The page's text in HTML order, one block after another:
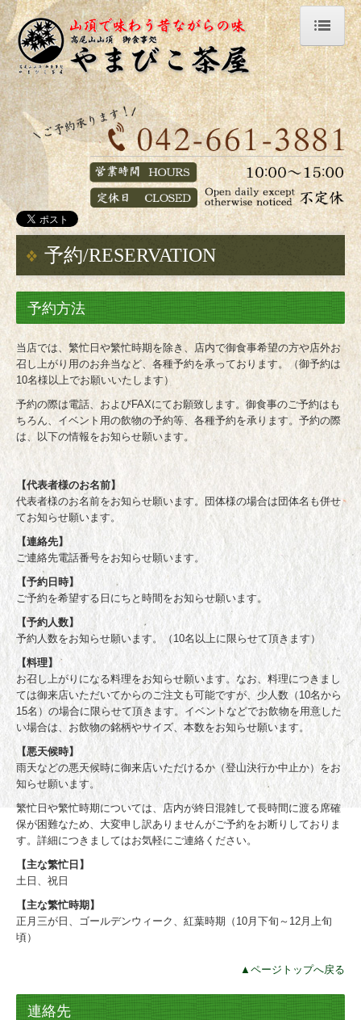
ホーム/HOME
お店紹介/RESTAURANT
お知らせ/INFO
Q&A
リンク集/LINKS
お品書き/MENU
お土産/SOUVENIR
アクセス/ACCESS
予約/RESERVATION
お問合せ/CONTACT
お品書き/MENU のコピー
予約/RESERVATION
予約方法
当店では、繁忙日や繁忙時期を除き、店内で御食事希望の方や店外お
召し上がり用のお弁当など、各種予約を承っております。（御予約は
10名様以上でお願いいたします）
予約の際は電話、およびFAXにてお願致します。御食事のご予約はも
ちろん、イベント用の飲物の予約等、各種予約を承ります。予約の際
は、以下の情報をお知らせ願います。
【代表者様のお名前】
代表者様のお名前をお知らせ願います。団体様の場合は団体名も併せ
てお知らせ願います。
【連絡先】
ご連絡先電話番号をお知らせ願います。
【予約日時】
ご予約を希望する日にちと時間をお知らせ願います。
【予約人数】
予約人数をお知らせ願います。（10名以上に限らせて頂きます）
【料理】
お召し上がりになる料理をお知らせ願います。なお、料理につきまし
ては御来店いただいてからのご注文も可能ですが、少人数（10名から
15名）の場合に限らせて頂きます。イベントなどでお飲物を用意した
い場合は、お飲物の銘柄やサイズ、本数をお知らせ願います。
【悪天候時】
雨天などの悪天候時に御来店いただけるか（登山決行か中止か）をお
知らせ願います。
繁忙日や繁忙時期については、店内が終日混雑して長時間に渡る席確
保が困難なため、大変申し訳ありませんがご予約をお断りしておりま
す。詳細につきましてはお気軽にご連絡ください。
【主な繁忙日】
土日、祝日
【主な繁忙時期】
正月三が日、ゴールデンウィーク、紅葉時期（10月下旬～12月上旬
頃）
▲ページトップへ戻る
連絡先